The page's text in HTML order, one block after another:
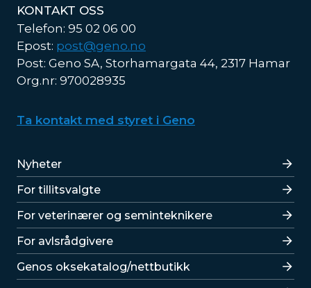
KONTAKT OSS
Telefon: 95 02 06 00
Epost: post@geno.no
Post: Geno SA, Storhamargata 44, 2317 Hamar
Org.nr: 970028935
Ta kontakt med styret i Geno
Lenker
Nyheter
For tillitsvalgte
For veterinærer og seminteknikere
For avlsrådgivere
Lenker
Genos oksekatalog/nettbutikk